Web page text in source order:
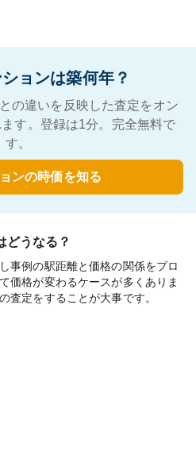
ョンは築何年？
の違いを反映した査定をオン
す。登録は1分。完全無料で
す。
ンの時価を知る
どうなる？
事例の駅距離と価格の関係をプロ
価格が変わるケースが多くありま
査定をすることが大事です。